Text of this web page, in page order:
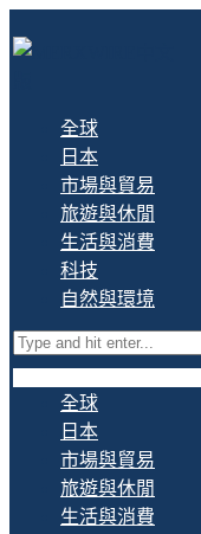
全球
日本
市場與貿易
旅遊與休閒
生活與消費
科技
自然與環境
全球
日本
市場與貿易
旅遊與休閒
生活與消費